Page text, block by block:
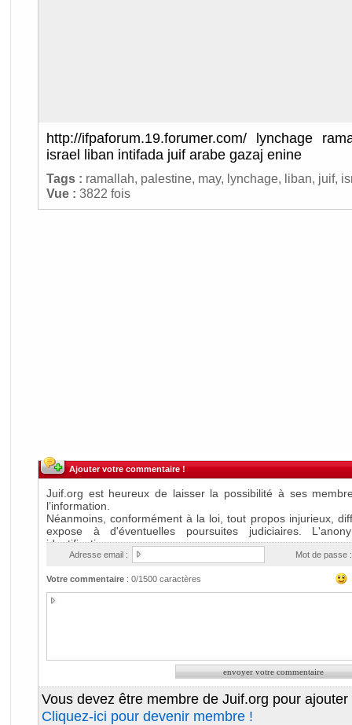
http://ifpaforum.19.forumer.com/ lynchage
israel liban intifada juif arabe gazaj enine
Tags : ramallah, palestine, may, lynchage, liban, juif,
Vue : 3822 fois
Ajouter votre commentaire !
Adresse email : Mot de passe :
Votre commentaire: 0/1500 caractères
Vous devez être membre de Juif.org pour
Cliquez-ici pour devenir membre !